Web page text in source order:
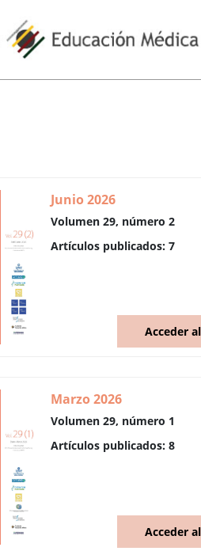
Junio 2026
Volumen 29, número 2
Artículos publicados: 7
Acceder
Marzo 2026
Volumen 29, número 1
Artículos publicados: 8
Acceder